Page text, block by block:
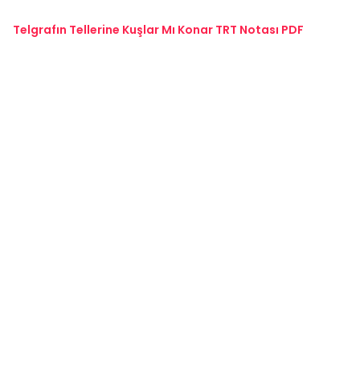
Telgrafın Tellerine Kuşlar Mı Konar TRT Notası PDF